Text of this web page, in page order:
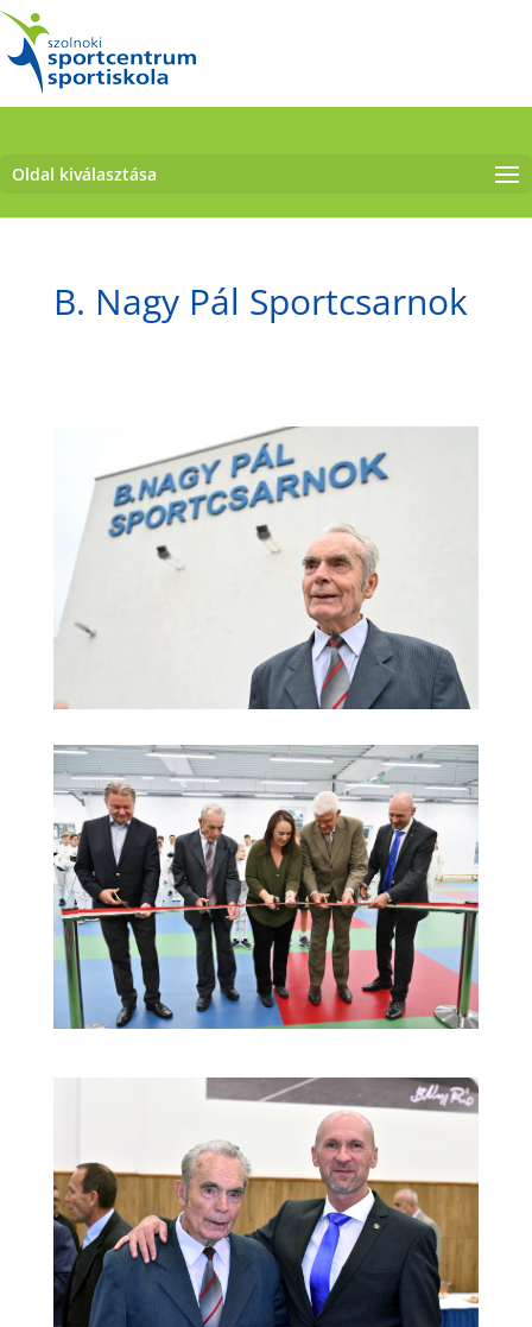
Oldal kiválasztása
B. Nagy Pál Sportcsarnok